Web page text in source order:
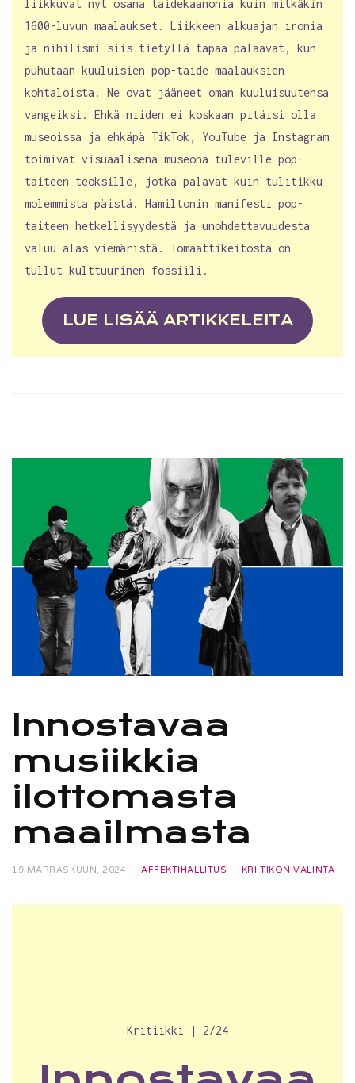
liikkuvat nyt osana taidekaanonia kuin mitkäkin
1600-luvun maalaukset. Liikkeen alkuajan ironia
ja nihilismi siis tietyllä tapaa palaavat, kun
puhutaan kuuluisien pop-taide maalauksien
kohtaloista. Ne ovat jääneet oman kuuluisuutensa
vangeiksi. Ehkä niiden ei koskaan pitäisi olla
museoissa ja ehkäpä TikTok, YouTube ja Instagram
toimivat visuaalisena museona tuleville pop-
taiteen teoksille, jotka palavat kuin tulitikku
molemmista päistä. Hamiltonin manifesti pop-
taiteen hetkellisyydestä ja unohdettavuudesta
valuu alas viemäristä. Tomaattikeitosta on
tullut kulttuurinen fossiili.
LUE LISÄÄ ARTIKKELEITA
Innostavaa
musiikkia
ilottomasta
maailmasta
19 MARRASKUUN, 2024 AFFEKTIHALLITUS KRIITIKON VALINTA
Kritiikki | 2/24